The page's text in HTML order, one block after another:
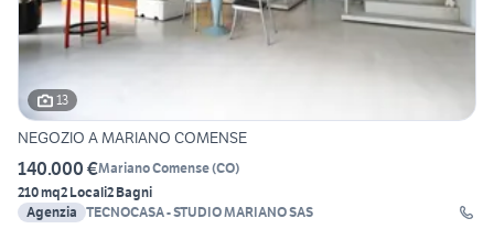
13
NEGOZIO A MARIANO COMENSE
140.000 €Mariano Comense(CO)
210 mq2 Locali2 Bagni
Agenzia
TECNOCASA - STUDIO MARIANO SAS